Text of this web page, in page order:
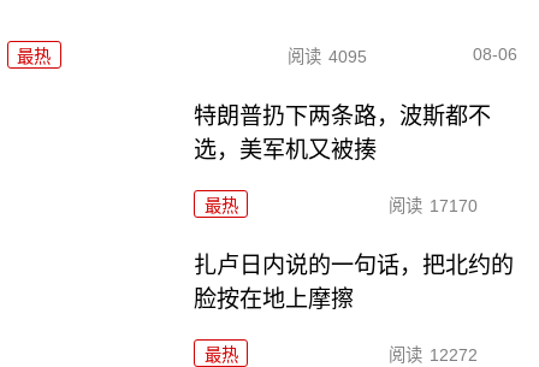
最热 阅读 4095 08-06
特朗普扔下两条路，波斯都不
选，美军机又被揍
最热 阅读 17170
扎卢日内说的一句话，把北约的
脸按在地上摩擦
最热 阅读 12272